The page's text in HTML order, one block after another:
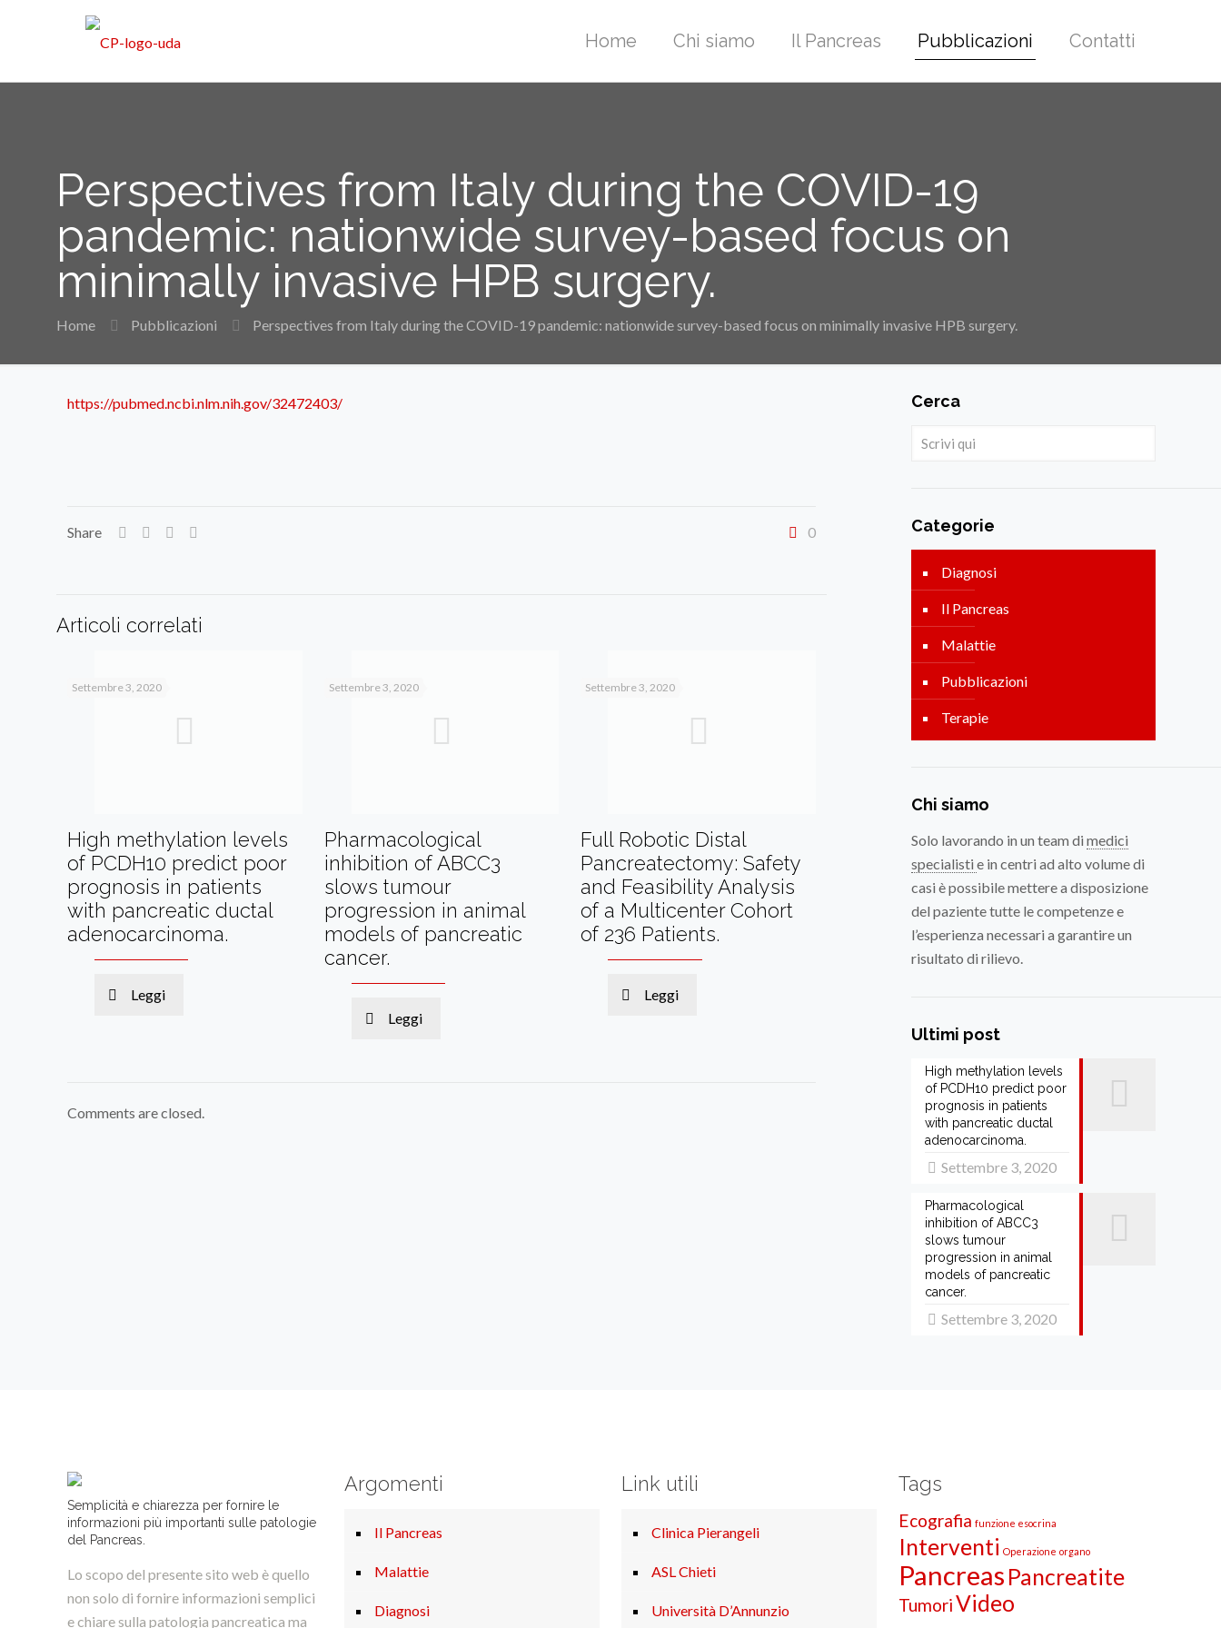
Home Chi siamo Il Pancreas Pubblicazioni Contatti
Perspectives from Italy during the COVID-19
pandemic: nationwide survey-based focus on
minimally invasive HPB surgery.
Home Pubblicazioni Perspectives from Italy during the COVID-19 pandemic: nationwide survey-based focus on minimally invasive HPB surgery.
https://pubmed.ncbi.nlm.nih.gov/32472403/
Share 0
Articoli correlati
Settembre 3, 2020
High methylation levels
of PCDH10 predict poor
prognosis in patients
with pancreatic ductal
adenocarcinoma.
Leggi
Settembre 3, 2020
Pharmacological
inhibition of ABCC3
slows tumour
progression in animal
models of pancreatic
cancer.
Leggi
Settembre 3, 2020
Full Robotic Distal
Pancreatectomy: Safety
and Feasibility Analysis
of a Multicenter Cohort
of 236 Patients.
Leggi
Comments are closed.
Cerca
Categorie
Diagnosi
Il Pancreas
Malattie
Pubblicazioni
Terapie
Chi siamo
Solo lavorando in un team di medici
specialisti e in centri ad alto volume di
casi è possibile mettere a disposizione
del paziente tutte le competenze e
l’esperienza necessari a garantire un
risultato di rilievo.
Ultimi post
High methylation levels
of PCDH10 predict poor
prognosis in patients
with pancreatic ductal
adenocarcinoma.
Settembre 3, 2020
Pharmacological
inhibition of ABCC3
slows tumour
progression in animal
models of pancreatic
cancer.
Settembre 3, 2020
Semplicità e chiarezza per fornire le
informazioni più importanti sulle patologie
del Pancreas.
Lo scopo del presente sito web è quello
non solo di fornire informazioni semplici
e chiare sulla patologia pancreatica ma
Argomenti
Il Pancreas
Malattie
Diagnosi
Link utili
Clinica Pierangeli
ASL Chieti
Università D’Annunzio
Tags
Ecografia funzione esocrina
Interventi Operazione organo
Pancreas Pancreatite
TumoriVideo